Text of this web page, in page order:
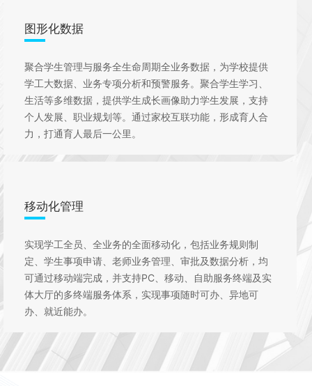
图形化数据
聚合学生管理与服务全生命周期全业务数据，为学校提供
学工大数据、业务专项分析和预警服务。聚合学生学习、
生活等多维数据，提供学生成长画像助力学生发展，支持
个人发展、职业规划等。通过家校互联功能，形成育人合
力，打通育人最后一公里。
移动化管理
实现学工全员、全业务的全面移动化，包括业务规则制
定、学生事项申请、老师业务管理、审批及数据分析，均
可通过移动端完成，并支持PC、移动、自助服务终端及实
体大厅的多终端服务体系，实现事项随时可办、异地可
办、就近能办。